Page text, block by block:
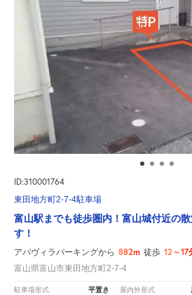
ID:310001764
東田地方町2-7-4駐車場
富山駅までも徒歩圏内！富山城付近の
す！
アパヴィラパーキングから 882m 徒歩 12～17
富山県富山市東田地方町2-7-4
駐車場形式 平置き 屋内外形式